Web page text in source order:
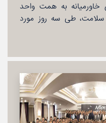
خاورمیانه به همت واحد
طی سه روز مورد